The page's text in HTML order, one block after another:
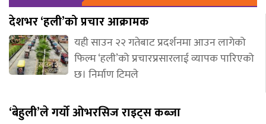
देशभर ‘हली’को प्रचार आक्रामक
यही साउन २२ गतेबाट प्रदर्शनमा आउन लागेको
फिल्म ‘हली’को प्रचारप्रसारलाई व्यापक पारिएको
छ। निर्माण टिमले
‘बेहुली’ले गर्यो ओभरसिज राइट्स कब्जा